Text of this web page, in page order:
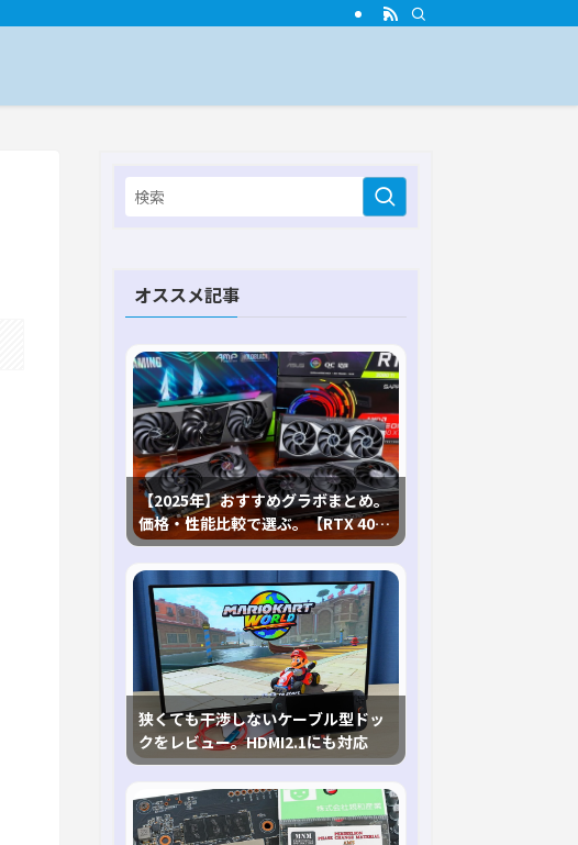
オススメ記事
【2025年】おすすめグラボまとめ。
価格・性能比較で選ぶ。【RTX 40,
RX 7000各種に対応】
狭くても干渉しないケーブル型ドッ
クをレビュー。HDMI2.1にも対応